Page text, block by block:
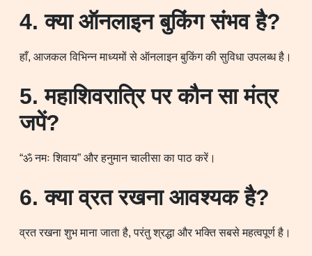
4. क्या ऑनलाइन बुकिंग संभव है?
हाँ, आजकल विभिन्न माध्यमों से ऑनलाइन बुकिंग की सुविधा उपलब्ध है।
5. महाशिवरात्रि पर कौन सा मंत्र
जपें?
“ॐ नमः शिवाय” और हनुमान चालीसा का पाठ करें।
6. क्या व्रत रखना आवश्यक है?
व्रत रखना शुभ माना जाता है, परंतु श्रद्धा और भक्ति सबसे महत्वपूर्ण है।